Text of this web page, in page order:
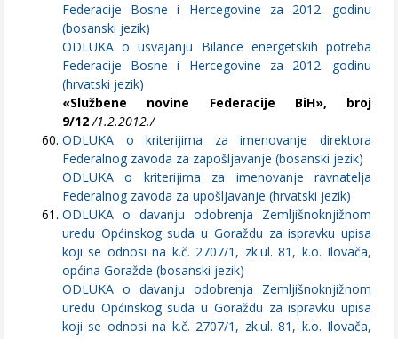
Federacije Bosne i Hercegovine za 2012. godinu
(bosanski jezik)
ODLUKA o usvajanju Bilance energetskih potreba
Federacije Bosne i Hercegovine za 2012. godinu
(hrvatski jezik)
«Službene novine Federacije BiH», broj
9/12 /1.2.2012./
ODLUKA o kriterijima za imenovanje direktora
Federalnog zavoda za zapošljavanje (bosanski jezik)
ODLUKA o kriterijima za imenovanje ravnatelja
Federalnog zavoda za upošljavanje (hrvatski jezik)
ODLUKA o davanju odobrenja Zemljišnoknjižnom
uredu Općinskog suda u Goraždu za ispravku upisa
koji se odnosi na k.č. 2707/1, zk.ul. 81, k.o. Ilovača,
općina Goražde (bosanski jezik)
ODLUKA o davanju odobrenja Zemljišnoknjižnom
uredu Općinskog suda u Goraždu za ispravku upisa
koji se odnosi na k.č. 2707/1, zk.ul. 81, k.o. Ilovača,